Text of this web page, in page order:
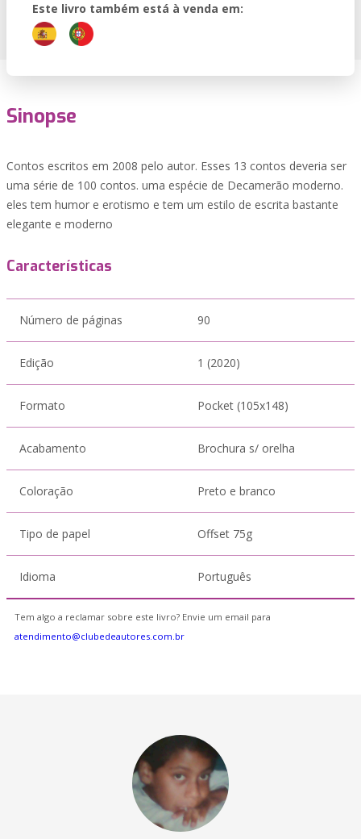
Este livro também está à venda em:
Sinopse
Contos escritos em 2008 pelo autor. Esses 13 contos deveria ser
uma série de 100 contos. uma espécie de Decamerão moderno.
eles tem humor e erotismo e tem um estilo de escrita bastante
elegante e moderno
Características
Número de páginas 90
Edição 1 (2020)
Formato Pocket (105x148)
Acabamento Brochura s/ orelha
Coloração Preto e branco
Tipo de papel Offset 75g
Idioma Português
Tem algo a reclamar sobre este livro? Envie um email para
atendimento@clubedeautores.com.br